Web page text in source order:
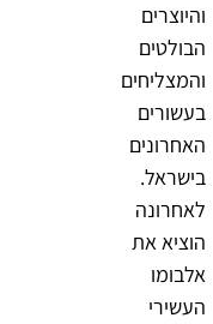
והיוצרים
הבולטים
והמצליחים
בעשורים
האחרונים
בישראל.
לאחרונה
הוציא את
אלבומו
העשירי